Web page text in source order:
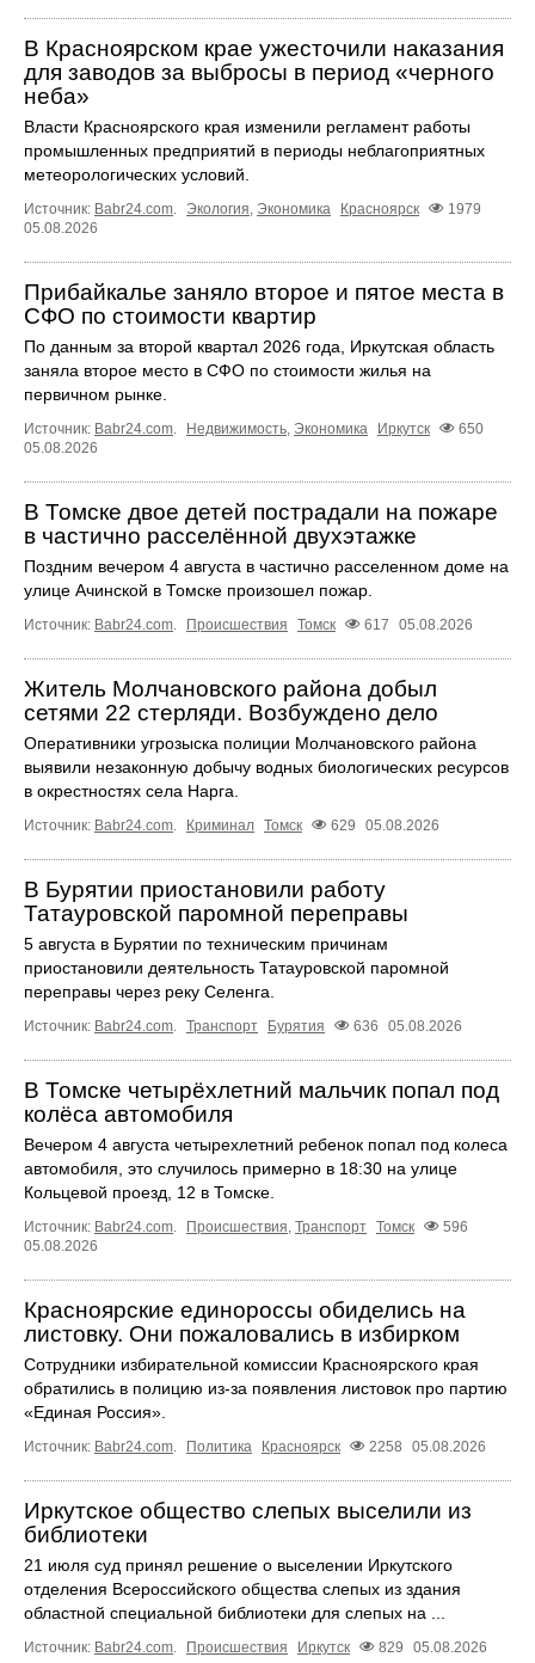
В Красноярском крае ужесточили наказания
для заводов за выбросы в период «черного
неба»
Власти Красноярского края изменили регламент работы
промышленных предприятий в периоды неблагоприятных
метеорологических условий.
Источник: Babr24.com Экология Экономика Красноярск
1979
05.08.2026
Прибайкалье заняло второе и пятое места в
СФО по стоимости квартир
По данным за второй квартал 2026 года, Иркутская область
заняла второе место в СФО по стоимости жилья на
первичном рынке.
Источник: Babr24.com. Недвижимость, Экономика Иркутск
650
05.08.2026
В Томске двое детей пострадали на пожаре
в частично расселённой двухэтажке
Поздним вечером 4 августа в частично расселенном доме на
улице Ачинской в Томске произошел пожар.
Источник: Babr24.com. Происшествия Томск 617 05.08.2026
Житель Молчановского района добыл
сетями 22 стерляди. Возбуждено дело
Оперативники угрозыска полиции Молчановского района
выявили незаконную добычу водных биологических ресурсов
в окрестностях села Нарга.
Источник: Babr24.com. Криминал Томск 629 05.08.2026
В Бурятии приостановили работу
Татауровской паромной переправы
5 августа в Бурятии по техническим причинам
приостановили деятельность Татауровской паромной
переправы через реку Селенга.
Источник: Babr24.com. Транспорт Бурятия 636 05.08.2026
В Томске четырёхлетний мальчик попал под
колёса автомобиля
Вечером 4 августа четырехлетний ребенок попал под колеса
автомобиля, это случилось примерно в 18:30 на улице
Кольцевой проезд, 12 в Томске.
Источник: Babr24.com. Происшествия, Транспорт Томск
596
05.08.2026
Красноярские единороссы обиделись на
листовку. Они пожаловались в избирком
Сотрудники избирательной комиссии Красноярского края
обратились в полицию из-за появления листовок про партию
«Единая Россия».
Источник: Babr24.com. Политика Красноярск 2258 05.08.2026
Иркутское общество слепых выселили из
библиотеки
21 июля суд принял решение о выселении Иркутского
отделения Всероссийского общества слепых из здания
областной специальной библиотеки для слепых на ...
Источник: Babr24.com. Происшествия Иркутск 829 05.08.2026